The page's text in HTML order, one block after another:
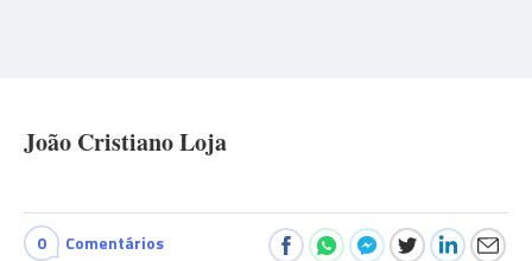
João Cristiano Loja
0 Comentários